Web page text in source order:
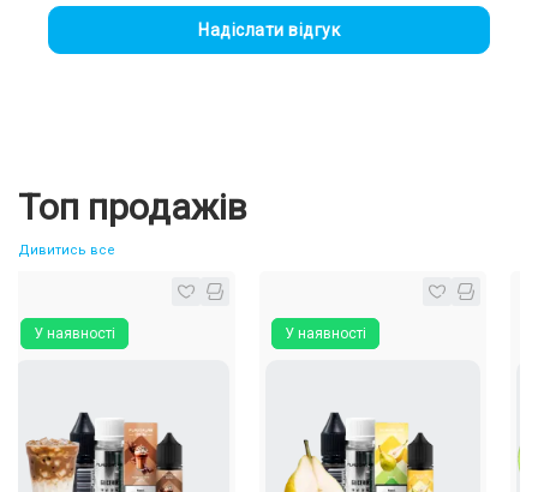
Надіслати відгук
Топ продажів
Дивитись все
наявності У наявності